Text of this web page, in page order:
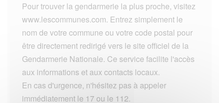
Pour trouver la gendarmerie la plus proche, visitez
www.lescommunes.com. Entrez simplement le
nom de votre commune ou votre code postal pour
être directement redirigé vers le site officiel de la
Gendarmerie Nationale. Ce service facilite l'accès
aux informations et aux contacts locaux.
En cas d'urgence, n'hésitez pas à appeler
immédiatement le 17 ou le 112.